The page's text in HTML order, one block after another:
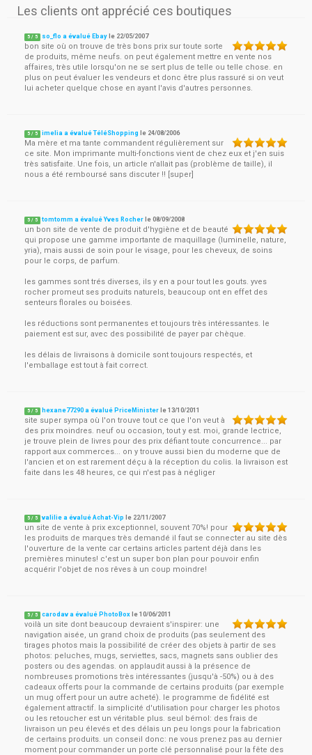
Les clients ont apprécié ces boutiques
5 / 5 so_flo a évalué Ebay le 22/05/2007
bon site où on trouve de très bons prix sur toute sorte
de produits, même neufs. on peut également mettre en vente nos
affaires, très utile lorsqu'on ne se sert plus de telle ou telle chose. en
plus on peut évaluer les vendeurs et donc être plus rassuré si on veut
lui acheter quelque chose en ayant l'avis d'autres personnes.
5 / 5 imelia a évalué TéléShopping le 24/08/2006
Ma mère et ma tante commandent régulièrement sur
ce site. Mon imprimante multi-fonctions vient de chez eux et j'en suis
très satisfaite. Une fois, un article n'allait pas (problème de taille), il
nous a été remboursé sans discuter !! [super]
5 / 5 tomtomm a évalué Yves Rocher le08/09/2008
un bon site de vente de produit d'hygiène et de beauté
qui propose une gamme importante de maquillage (luminelle, nature,
yria), mais aussi de soin pour le visage, pour les cheveux, de soins
pour le corps, de parfum.
les gammes sont trés diverses, ils y en a pour tout les gouts. yves
rocher promeut ses produits naturels, beaucoup ont en effet des
senteurs florales ou boisées.
les réductions sont permanentes et toujours très intéressantes. le
paiement est sur, avec des possibilité de payer par chèque.
les délais de livraisons à domicile sont toujours respectés, et
l'emballage est tout à fait correct.
5 / 5 hexane77290 a évalué PriceMinister le13/10/2011
site super sympa où l'on trouve tout ce que l'on veut à
des prix moindres. neuf ou occasion, tout y est. moi, grande lectrice,
je trouve plein de livres pour des prix défiant toute concurrence... par
rapport aux commerces... on y trouve aussi bien du moderne que de
l'ancien et on est rarement déçu à la réception du colis. la livraison est
faite dans les 48 heures, ce qui n'est pas à négliger
5 / 5 valilie a évalué Achat-Vip le 22/11/2007
un site de vente à prix exceptionnel, souvent 70%! pour
les produits de marques très demandé il faut se connecter au site dès
l'ouverture de la vente car certains articles partent déjà dans les
premières minutes! c'est un super bon plan pour pouvoir enfin
acquérir l'objet de nos rêves à un coup moindre!
5 / 5 carodav a évalué PhotoBox le10/06/2011
voilà un site dont beaucoup devraient s'inspirer: une
navigation aisée, un grand choix de produits (pas seulement des
tirages photos mais la possibilité de créer des objets à partir de ses
photos: peluches, mugs, serviettes, sacs, magnets sans oublier des
posters ou des agendas. on applaudit aussi à la présence de
nombreuses promotions très intéressantes (jusqu'à -50%) ou à des
cadeaux offerts pour la commande de certains produits (par exemple
un mug offert pour un autre acheté). le programme de fidélité est
également attractif. la simplicité d'utilisation pour charger les photos
ou les retoucher est un véritable plus. seul bémol: des frais de
livraison un peu élevés et des délais un peu longs pour la fabrication
de certains produits. un conseil donc: ne vous prenez pas au dernier
moment pour commander un porte clé personnalisé pour la fête des